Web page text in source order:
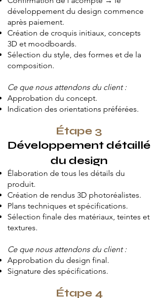
développement du design commence
après paiement.
Création de croquis initiaux, concepts
3D et moodboards.
Sélection du style, des formes et de la
composition.
Ce que nous attendons du client :
Approbation du concept.
Indication des orientations préférées.
Étape 3
Développement détaillé
du design
Élaboration de tous les détails du
produit.
Création de rendus 3D photoréalistes.
Plans techniques et spécifications.
Sélection finale des matériaux, teintes et
textures.
Ce que nous attendons du client :
Approbation du design final.
Signature des spécifications.
Étape 4